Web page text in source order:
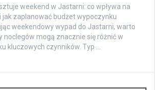
weekend w Jastarni: co wpływa na
jak zaplanować budżet wypoczynku
weekendowy wypad do Jastarni, warto
noclegów mogą znacznie się różnić w
kluczowych czynników. Typ …